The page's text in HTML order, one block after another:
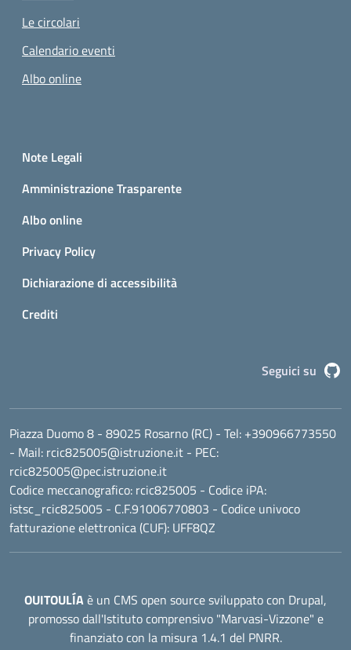
Le circolari
Calendario eventi
Albo online
Small prints
Note Legali
Amministrazione Trasparente
Albo online
Privacy Policy
Dichiarazione di accessibilità
Crediti
Seguici su
Piazza Duomo 8 - 89025 Rosarno (RC) - Tel: +390966773550
- Mail: rcic825005@istruzione.it - PEC:
rcic825005@pec.istruzione.it
Codice meccanografico: rcic825005 - Codice iPA:
istsc_rcic825005 - C.F.91006770803 - Codice univoco
fatturazione elettronica (CUF): UFF8QZ
OUITOULÍAè un CMS open source sviluppato con Drupal,
promosso dall'Istituto comprensivo "Marvasi-Vizzone" e
finanziato con la misura 1.4.1 del PNRR.